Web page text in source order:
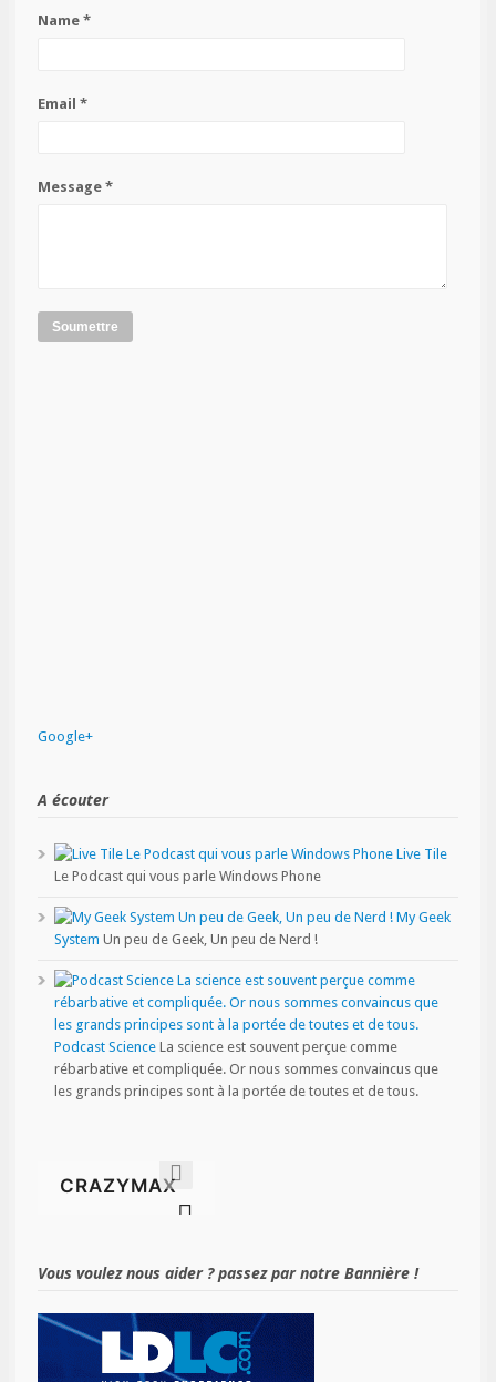
Name *
Email *
Message *
Soumettre
Google+
A écouter
Live Tile
Le Podcast qui vous parle Windows Phone
My Geek
System Un peu de Geek, Un peu de Nerd !
Podcast Science La science est souvent perçue comme
rébarbative et compliquée. Or nous sommes convaincus que
les grands principes sont à la portée de toutes et de tous.
Vous voulez nous aider ? passez par notre Bannière !